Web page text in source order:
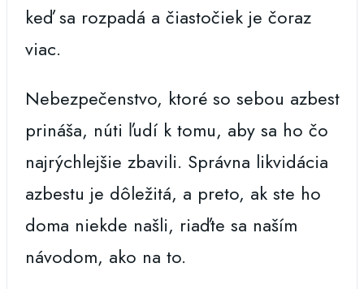
keď sa rozpadá a čiastočiek je čoraz
viac.
Nebezpečenstvo, ktoré so sebou azbest
prináša, núti ľudí k tomu, aby sa ho čo
najrýchlejšie zbavili. Správna likvidácia
azbestu je dôležitá, a preto, ak ste ho
doma niekde našli, riaďte sa naším
návodom, ako na to.